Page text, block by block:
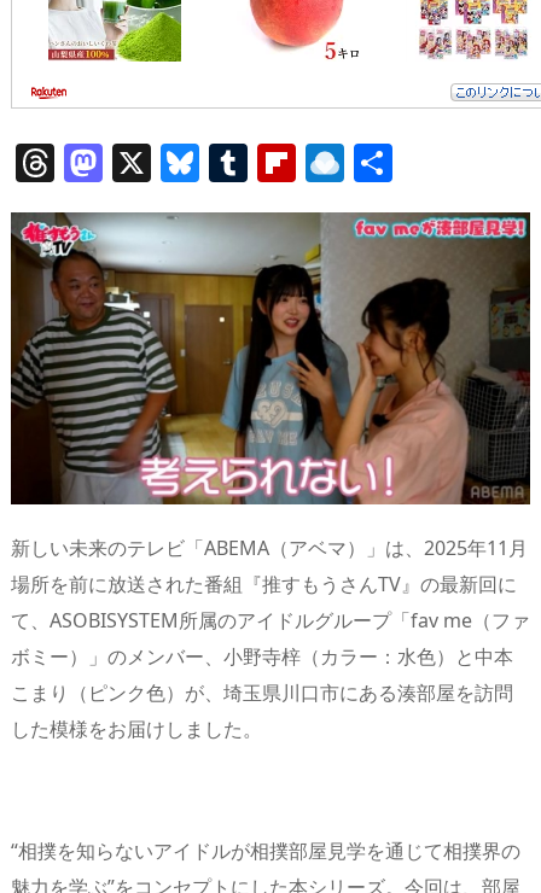
T
h
re
a
d
s
M
a
st
o
d
o
n
X Bl
u
e
sk
y
T
u
m
bl
r
Fl
ip
b
o
ar
d
R
ai
n
ro
p.
io
有
新しい未来のテレビ「ABEMA（アベマ）」は、2025年11月
場所を前に放送された番組『推すもうさんTV』の最新回に
て、ASOBISYSTEM所属のアイドルグループ「fav me（ファ
ボミー）」のメンバー、小野寺梓（カラー：水色）と中本
こまり（ピンク色）が、埼玉県川口市にある湊部屋を訪問
した模様をお届けしました。
“相撲を知らないアイドルが相撲部屋見学を通じて相撲界の
魅力を学ぶ”をコンセプトにした本シリーズ。今回は、部屋